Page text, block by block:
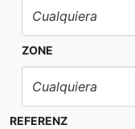
ZONE
REFERENZ